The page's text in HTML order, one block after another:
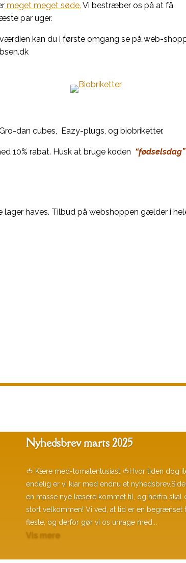
meget meget søde. Vi bestræber os på at få
par uger.
kan du i første omgang se på web-
dan cubes, Eazy-plugs, og biobriketter.
10% rabat. Husk at bruge koden
lager haves. Tilbud på webshoppen gælder i
Nyhedsbrev marts 2025
🍅 Kære med-tomatentusiast 🍅Hvor tiden dog
endelig er vi klar med endnu et
en masse nye læsere kommet til, og herfra skal
stort velkommen! Vi ved, at tid er en begrænset
fleste, og derfor gør vi os umage med...
Vis mere